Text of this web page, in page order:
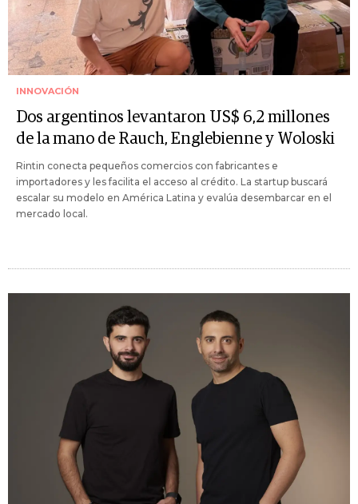
INNOVACIÓN
Dos argentinos levantaron US$ 6,2 millones
de la mano de Rauch, Englebienne y Woloski
Rintin conecta pequeños comercios con fabricantes e
importadores y les facilita el acceso al crédito. La startup buscará
escalar su modelo en América Latina y evalúa desembarcar en el
mercado local.